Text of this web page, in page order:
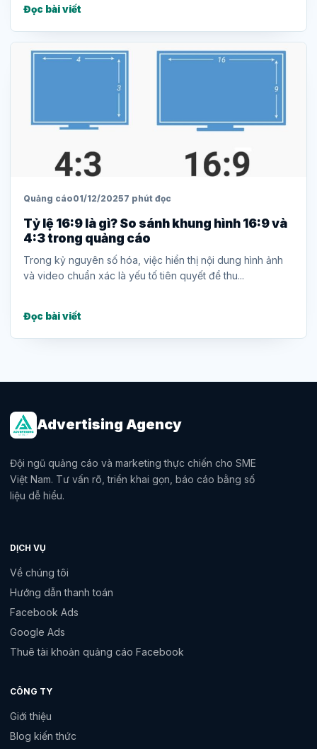
Đọc bài viết
Quảng cáo01/12/20257 phút đọc
Tỷ lệ 16:9 là gì? So sánh khung hình 16:9 và
4:3 trong quảng cáo
Trong kỷ nguyên số hóa, việc hiển thị nội dung hình ảnh
và video chuẩn xác là yếu tố tiên quyết để thu...
Đọc bài viết
Advertising Agency
Đội ngũ quảng cáo và marketing thực chiến cho SME
Việt Nam. Tư vấn rõ, triển khai gọn, báo cáo bằng số
liệu dễ hiểu.
DỊCH VỤ
Về chúng tôi
Hướng dẫn thanh toán
Facebook Ads
Google Ads
Thuê tài khoản quảng cáo Facebook
CÔNG TY
Giới thiệu
Blog kiến thức